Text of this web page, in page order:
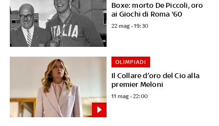
Boxe: morto De Piccoli, oro
ai Giochi di Roma '60
22 mag - 19:30
Il Collare d’oro del Cio alla
premier Meloni
OLIMPIADI
11 mag - 22:00